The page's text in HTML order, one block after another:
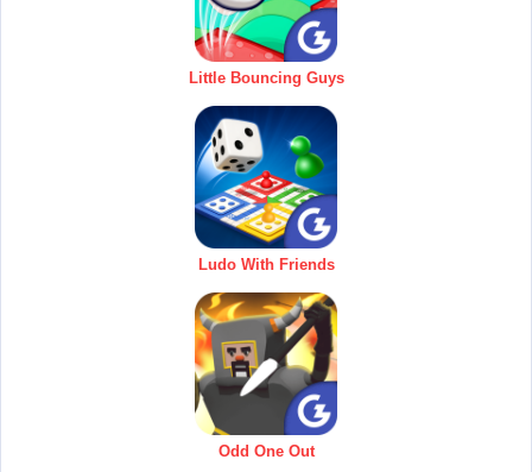
Little Bouncing Guys
Ludo With Friends
Odd One Out